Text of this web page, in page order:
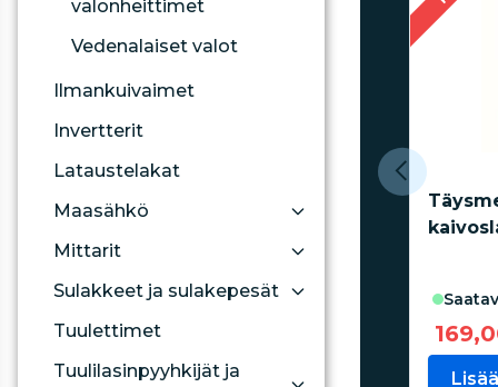
valonheittimet
Vedenalaiset valot
Ilmankuivaimet
Invertterit
Lataustelakat
Maasähkö
Mittarit
Sulakkeet ja sulakepesät
Tuulettimet
Tuulilasinpyyhkijät ja